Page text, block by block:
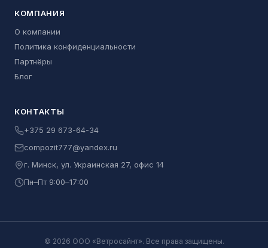
КОМПАНИЯ
О компании
Политика конфиденциальности
Партнёры
Блог
КОНТАКТЫ
+375 29 673-64-34
compozit777@yandex.ru
г. Минск, ул. Украинская 27, офис 14
Пн–Пт 9:00–17:00
© 2026 ООО «Ветросайнт». Все права защищены.